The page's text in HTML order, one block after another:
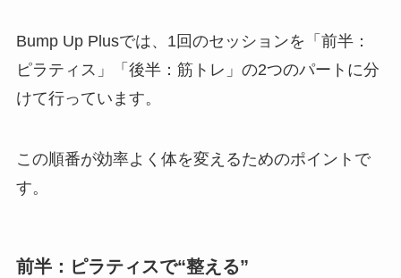
Bump Up Plusでは、1回のセッションを「前半：
ピラティス」「後半：筋トレ」の2つのパートに分
けて行っています。
この順番が効率よく体を変えるためのポイントで
す。
前半：ピラティスで“整える”